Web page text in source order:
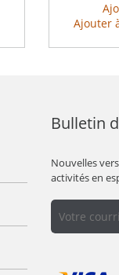
Ajouter
Bulletin
Nouvelles
activités en